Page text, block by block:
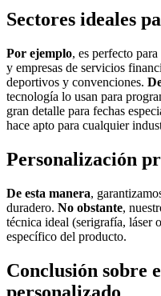
Sectores ideales
Por ejemplo, es perfecto
y empresas de servicios
deportivos y convenciones.
tecnología lo usan para
gran detalle para fechas
hace apto para cualquier
Personalización
De esta manera,
duradero. No obstante,
técnica ideal (serigrafía, láser
específico del producto.
Conclusión sobre
personalizado